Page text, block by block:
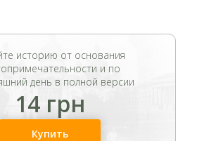
историю от основания
и по
день в полной версии
14 грн
Купить